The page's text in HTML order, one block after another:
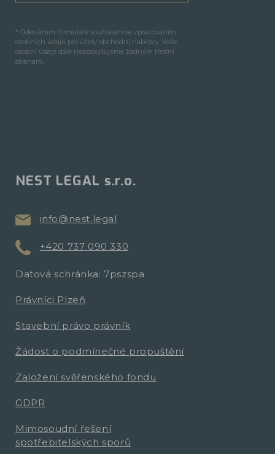
* Odesláním formuláře souhlasím se zpracováním
osobních údajů pro účely obchodní nabídky. Vaše
osobní údaje dále neposkytujeme žádným třetím
stranám.
NEST LEGAL s.r.o.
info@nest.legal
+420 737 090 330
Datová schránka: 7pszspa
Právníci Plzeň
Stavební právo právník
Žádost o podmínečné propuštění
Založení svěřenského fondu
GDPR
Mimosoudní řešení
spotřebitelských sporů